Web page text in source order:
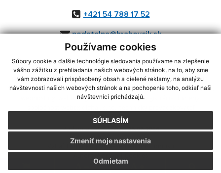
Používame cookies
Súbory cookie a ďalšie technológie sledovania používame na zlepšenie
vášho zážitku z prehliadania našich webových stránok, na to, aby sme
vám zobrazovali prispôsobený obsah a cielené reklamy, na analýzu
návštevnosti našich webových stránok a na pochopenie toho, odkiaľ naši
návštevníci prichádzajú.
SÚHLASÍM
Odmietam
Zmeniť moje nastavenia
+421 54 788 17 52
podatelna@hrabovcik.sk
využite možnosť získavania aktuálnych informácií s využitím RSS
CMS systém (redakčný) systém ECHELON 2,Mapa stránok,web portál
webex.digital, s.r.o.,domény,registrácia domény
Posledná aktualizácia:23.06.2026
Vytlačiť stránku|Vyhlásenie o prístupnosti